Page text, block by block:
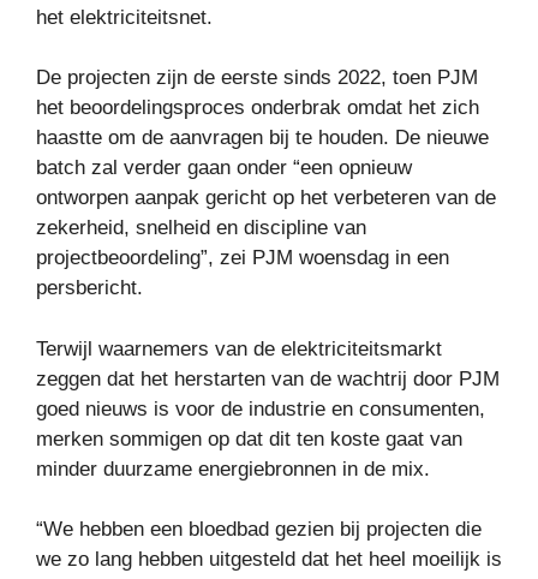
het elektriciteitsnet.
De projecten zijn de eerste sinds 2022, toen PJM
het beoordelingsproces onderbrak omdat het zich
haastte om de aanvragen bij te houden. De nieuwe
batch zal verder gaan onder “een opnieuw
ontworpen aanpak gericht op het verbeteren van de
zekerheid, snelheid en discipline van
projectbeoordeling”, zei PJM woensdag in een
persbericht.
Terwijl waarnemers van de elektriciteitsmarkt
zeggen dat het herstarten van de wachtrij door PJM
goed nieuws is voor de industrie en consumenten,
merken sommigen op dat dit ten koste gaat van
minder duurzame energiebronnen in de mix.
“We hebben een bloedbad gezien bij projecten die
we zo lang hebben uitgesteld dat het heel moeilijk is